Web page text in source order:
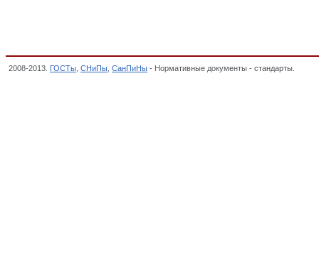
2008-2013. ГОСТы СНиПы СанПиНы - Нормативные документы - стандарты.